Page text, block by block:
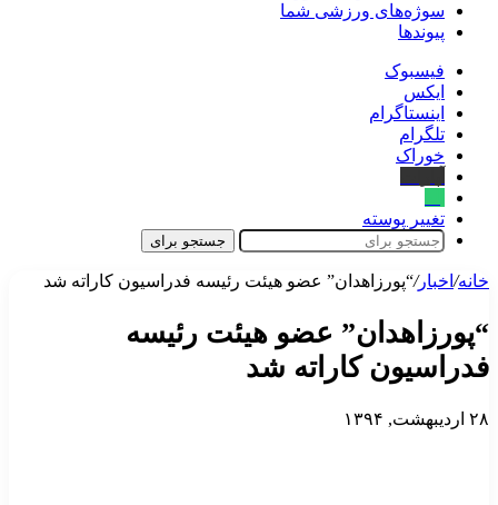
سوژه‌های ورزشی شما
پیوندها
فیسبوک
ایکس
اینستاگرام
تلگرام
خوراک
تغییر پوسته
جستجو برای
خانه/ اخبار/“پورزاهدان” عضو هیئت رئیسه فدراسیون کاراته شد
“پورزاهدان” عضو هیئت رئیسه
فدراسیون کاراته شد
۲۸ اردیبهشت, ۱۳۹۴